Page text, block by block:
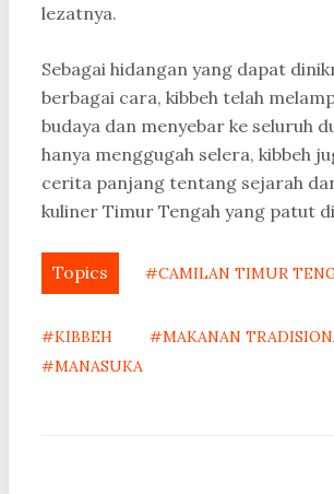
lezatnya.
Sebagai hidangan yang dapat
berbagai cara, kibbeh telah
budaya dan menyebar ke seluruh
hanya menggugah selera, kibbeh
cerita panjang tentang sejarah
kuliner Timur Tengah yang patut
Topics #CAMILAN TIMUR
#KIBBEH
#MAKANAN
#MANASUKA